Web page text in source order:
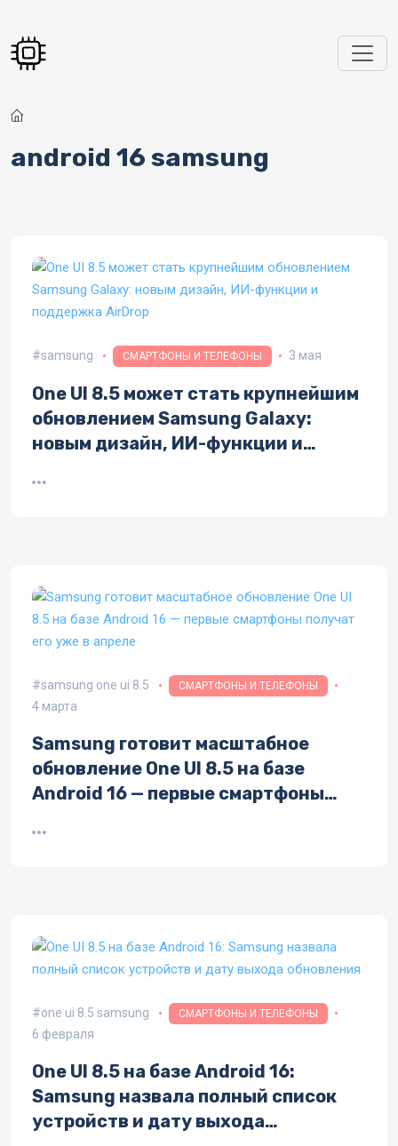
android 16 samsung
samsung СМАРТФОНЫ И ТЕЛЕФОНЫ 3 мая
One UI 8.5 может стать крупнейшим
обновлением Samsung Galaxy:
новым дизайн, ИИ-функции и
samsung one ui 8.5 СМАРТФОНЫ И ТЕЛЕФОНЫ
4 марта
Samsung готовит масштабное
обновление One UI 8.5 на базе
Android 16 — первые смартфоны
one ui 8.5 samsung СМАРТФОНЫ И ТЕЛЕФОНЫ
6 февраля
One UI 8.5 на базе Android 16:
Samsung назвала полный список
устройств и дату выхода